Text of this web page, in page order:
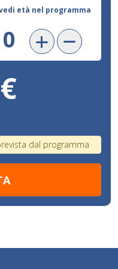
età nel programma
dal programma